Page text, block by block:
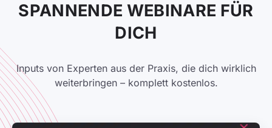
SPANNENDE WEBINARE FÜR
DICH
Inputs von Experten aus der Praxis, die dich wirklich
weiterbringen – komplett kostenlos.